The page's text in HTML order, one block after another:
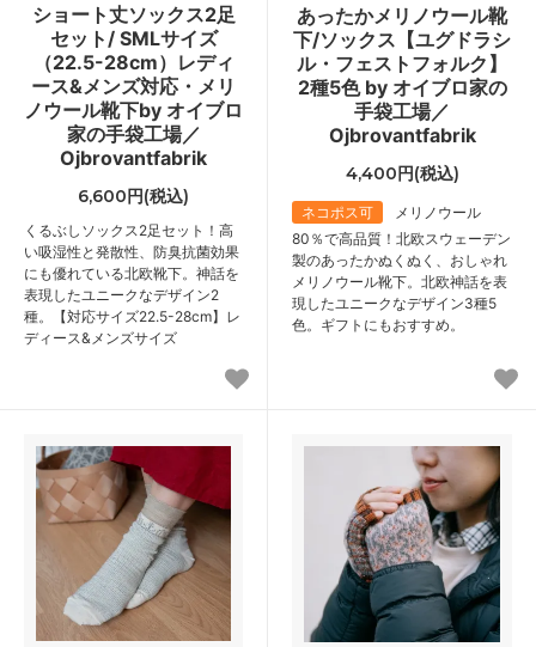
ショート丈ソックス2足
セット/ SMLサイズ
（22.5-28cm）レディ
ース&メンズ対応・メリ
ノウール靴下by オイブロ
家の手袋工場／
Ojbrovantfabrik
6,600円(税込)
くるぶしソックス2足セット！高
い吸湿性と発散性、防臭抗菌効果
にも優れている北欧靴下。神話を
表現したユニークなデザイン2
種。【対応サイズ22.5-28cm】レ
ディース&メンズサイズ
あったかメリノウール靴
下/ソックス【ユグドラシ
ル・フェストフォルク】
2種5色 by オイブロ家の
手袋工場／
Ojbrovantfabrik
4,400円(税込)
ネコポス可
メリノウール
80％で高品質！北欧スウェーデン
製のあったかぬくぬく、おしゃれ
メリノウール靴下。北欧神話を表
現したユニークなデザイン3種5
色。ギフトにもおすすめ。